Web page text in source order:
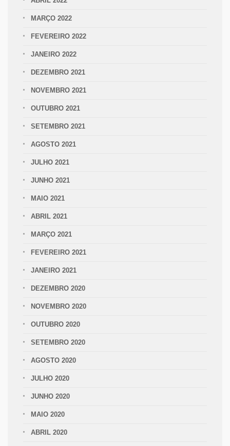
MARÇO 2022
FEVEREIRO 2022
JANEIRO 2022
DEZEMBRO 2021
NOVEMBRO 2021
OUTUBRO 2021
SETEMBRO 2021
AGOSTO 2021
JULHO 2021
JUNHO 2021
MAIO 2021
ABRIL 2021
MARÇO 2021
FEVEREIRO 2021
JANEIRO 2021
DEZEMBRO 2020
NOVEMBRO 2020
OUTUBRO 2020
SETEMBRO 2020
AGOSTO 2020
JULHO 2020
JUNHO 2020
MAIO 2020
ABRIL 2020